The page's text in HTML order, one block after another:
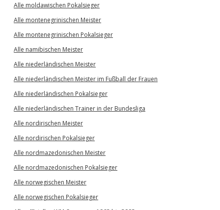
Alle moldawischen Pokalsieger
Alle montenegrinischen Meister
Alle montenegrinischen Pokalsieger
Alle namibischen Meister
Alle niederländischen Meister
Alle niederländischen Meister im Fußball der Frauen
Alle niederländischen Pokalsieger
Alle niederländischen Trainer in der Bundesliga
Alle nordirischen Meister
Alle nordirischen Pokalsieger
Alle nordmazedonischen Meister
Alle nordmazedonischen Pokalsieger
Alle norwegischen Meister
Alle norwegischen Pokalsieger